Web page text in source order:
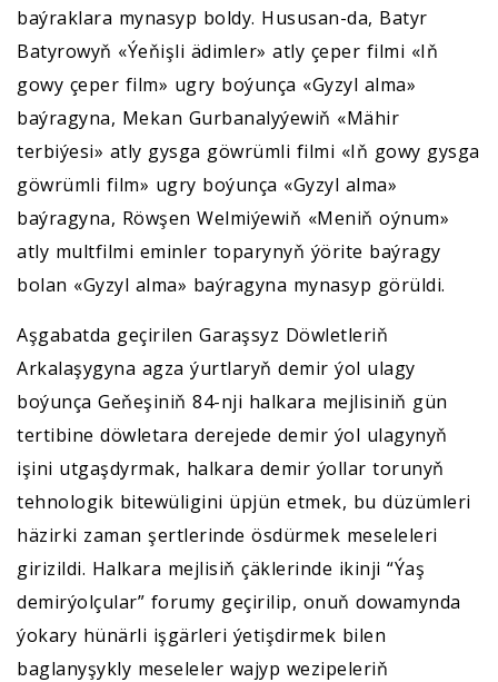
baýraklara mynasyp boldy. Hususan-da, Batyr
Batyrowyň «Ýeňişli ädimler» atly çeper filmi «Iň
gowy çeper film» ugry boýunça «Gyzyl alma»
baýragyna, Mekan Gurbanalyýewiň «Mähir
terbiýesi» atly gysga göwrümli filmi «Iň gowy gysga
göwrümli film» ugry boýunça «Gyzyl alma»
baýragyna, Röwşen Welmiýewiň «Meniň oýnum»
atly multfilmi eminler toparynyň ýörite baýragy
bolan «Gyzyl alma» baýragyna mynasyp görüldi.
Aşgabatda geçirilen Garaşsyz Döwletleriň
Arkalaşygyna agza ýurtlaryň demir ýol ulagy
boýunça Geňeşiniň 84-nji halkara mejlisiniň gün
tertibine döwletara derejede demir ýol ulagynyň
işini utgaşdyrmak, halkara demir ýollar torunyň
tehnologik bitewüligini üpjün etmek, bu düzümleri
häzirki zaman şertlerinde ösdürmek meseleleri
girizildi. Halkara mejlisiň çäklerinde ikinji “Ýaş
demirýolçular” forumy geçirilip, onuň dowamynda
ýokary hünärli işgärleri ýetişdirmek bilen
baglanyşykly meseleler wajyp wezipeleriň